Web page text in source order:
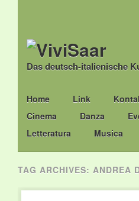
Das deutsch-italienische
Main menu
Skip
to
content
Home Link
Cinema
Danza
Letteratura
Musica
TAG ARCHIVES: ANDREA